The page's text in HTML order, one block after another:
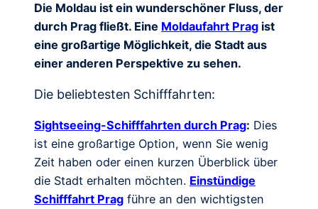
Die Moldau ist ein wunderschöner Fluss, der
durch Prag fließt. Eine Moldaufahrt Prag ist
eine großartige Möglichkeit, die Stadt aus
einer anderen Perspektive zu sehen.
Die beliebtesten Schifffahrten:
Sightseeing-Schifffahrten durch Prag: Dies
ist eine großartige Option, wenn Sie wenig
Zeit haben oder einen kurzen Überblick über
die Stadt erhalten möchten. Einstündige
Schifffahrt Prag führe an den wichtigsten